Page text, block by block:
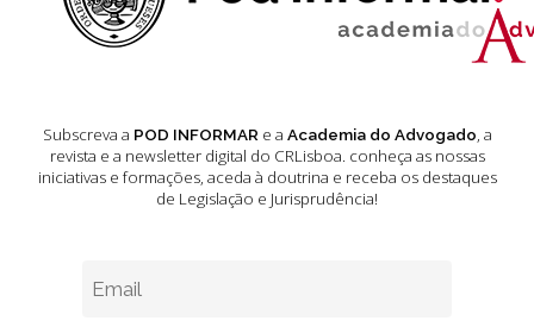
Legislativas 2024:
para a Justiça e a
Advocacia?
5
Subscreva a POD INFORMARe a Academia do Advogado, a
revista e a newsletter digital do CRLisboa. conheça as nossas
iniciativas e formações, aceda à doutrina e receba os destaques
de Legislação e Jurisprudência!